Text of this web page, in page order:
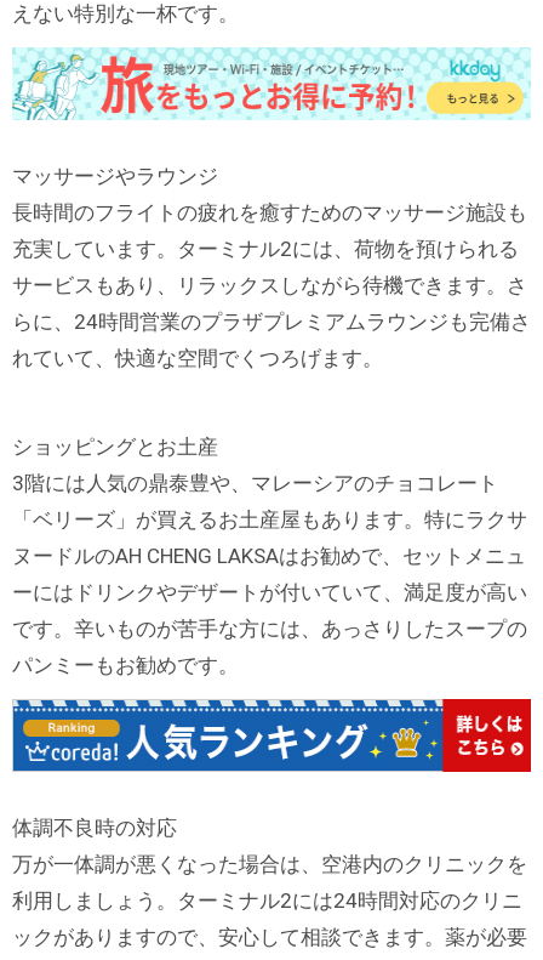
えない特別な一杯です。
マッサージやラウンジ
長時間のフライトの疲れを癒すためのマッサージ施設も
充実しています。ターミナル2には、荷物を預けられる
サービスもあり、リラックスしながら待機できます。さ
らに、24時間営業のプラザプレミアムラウンジも完備さ
れていて、快適な空間でくつろげます。
ショッピングとお土産
3階には人気の鼎泰豊や、マレーシアのチョコレート
「ベリーズ」が買えるお土産屋もあります。特にラクサ
ヌードルのAH CHENG LAKSAはお勧めで、セットメニュ
ーにはドリンクやデザートが付いていて、満足度が高い
です。辛いものが苦手な方には、あっさりしたスープの
パンミーもお勧めです。
体調不良時の対応
万が一体調が悪くなった場合は、空港内のクリニックを
利用しましょう。ターミナル2には24時間対応のクリニ
ックがありますので、安心して相談できます。薬が必要